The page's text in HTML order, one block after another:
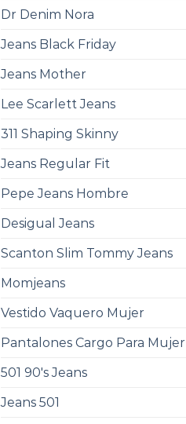
Dr Denim Nora
Jeans Black Friday
Jeans Mother
Lee Scarlett Jeans
311 Shaping Skinny
Jeans Regular Fit
Pepe Jeans Hombre
Desigual Jeans
Scanton Slim Tommy Jeans
Momjeans
Vestido Vaquero Mujer
Pantalones Cargo Para Mujer
501 90's Jeans
Jeans 501